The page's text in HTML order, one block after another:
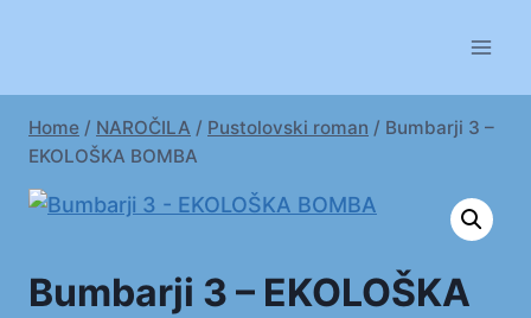
Home / NAROČILA / Pustolovski roman / Bumbarji 3 –
EKOLOŠKA BOMBA
Bumbarji 3 – EKOLOŠKA